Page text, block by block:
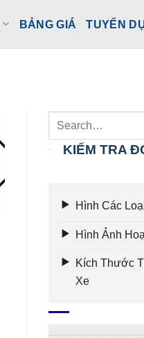
BẢNG GIÁ TUYỂN
KIỂM TRA
Hình Các
Hình Ảnh
Kích Thước
Xe